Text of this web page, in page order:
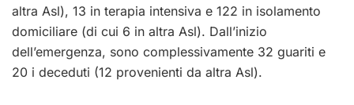
altra Asl), 13 in terapia intensiva e 122 in isolamento
domiciliare (di cui 6 in altra Asl). Dall’inizio
dell’emergenza, sono complessivamente 32 guariti e
20 i deceduti (12 provenienti da altra Asl).